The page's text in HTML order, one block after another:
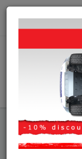
Kryt pod motor
Značky